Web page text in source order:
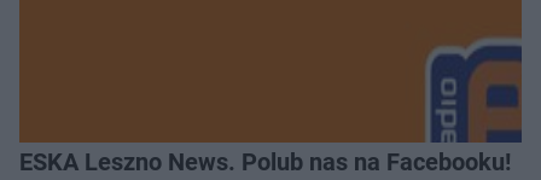
ESKA Leszno News. Polub nas na Facebooku!